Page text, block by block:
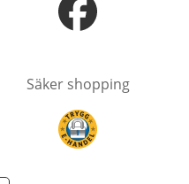
öppnas i nytt fönster
Säker shopping
öppnas i nytt fönster